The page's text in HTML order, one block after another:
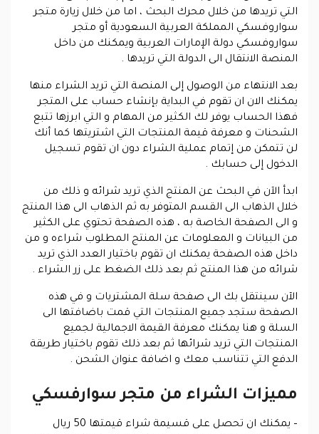
التي تريدها من خلال محرك البحث ، اما من خلال زيارة متجر
سواروفسكي المملكة العربية السعودية أو متجر
سواروفسكي دولة الإمارات العربية ويمكنك من داخل
المنصة الانتقال الى الدولة التي تريدها .
بعد الانتهاء من الوصول إلى المنصة التي تريد الشراء منها
يمكنك الان ان تقوم في البداية بإنشاء حساب على المتجر
فهذا الحساب يوفر لك الكثير من المهام و التي ابرزها تتبع
الشحنات و معرفة قيمة المنتجات التي اشتريتها كما أنك
لن تتمكن من إتمام عملية الشراء دون ان تقوم تسجيل
الدخول إلى حسابك .
ابدأ الآن في البحث عن المنتج الذي تريد شرائه و ذلك من
خلال الذهاب الى القسم المتوفر به ثم الذهاب الى هذا المنتج
و الى الصفحة الخاصة به ، هذه الصفحة تحتوي على الكثير
من البيانات و المعلومات عن المنتج المطلوب شراءه و من
داخل هذه الصفحة يمكنك ان تقوم باختيار العدد الذي تريد
شرائه من هذا المنتج ثم بعد ذلك الضغط على زر الشراء .
الآن سينتقل بك الى صفحة سلة المشتريات و في هذه
الصفحة ستجد جميع المنتجات التي قمت باضافتها الى
السلة و هنا يمكنك معرفة القيمة الاجمالية لجميع
المنتجات التي تريد شرائها ثم بعد ذلك تقوم باختيار طريقة
الدفع التي تتناسب معك و اضافة عنوان الشحن .
مميزات الشراء من متجر سوارفسكي
– يمكنك ان تحصل على قسيمة شراء قيمتها 50 ريال